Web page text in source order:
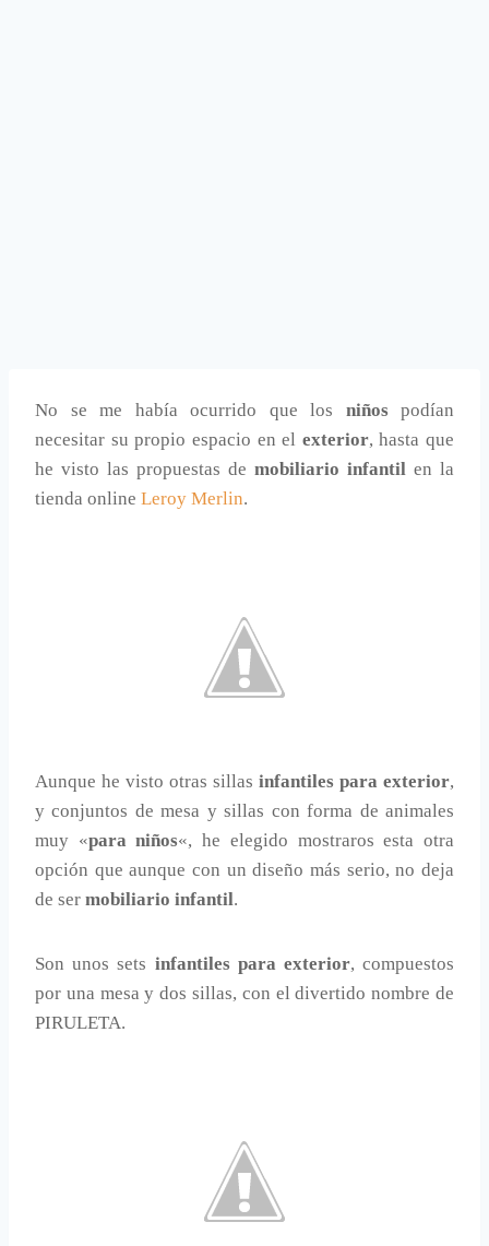
No se me había ocurrido que los niñospodían
necesitar su propio espacio en el exterior, hasta que
he visto las propuestas de mobiliario infantil en la
tienda online Leroy Merlin.
Aunque he visto otras sillas infantiles para exterior,
y conjuntos de mesa y sillas con forma de animales
muy «para niños«, he elegido mostraros esta otra
opción que aunque con un diseño más serio, no deja
de ser mobiliario infantil.
Son unos sets infantiles para exterior, compuestos
por una mesa y dos sillas, con el divertido nombre de
PIRULETA.